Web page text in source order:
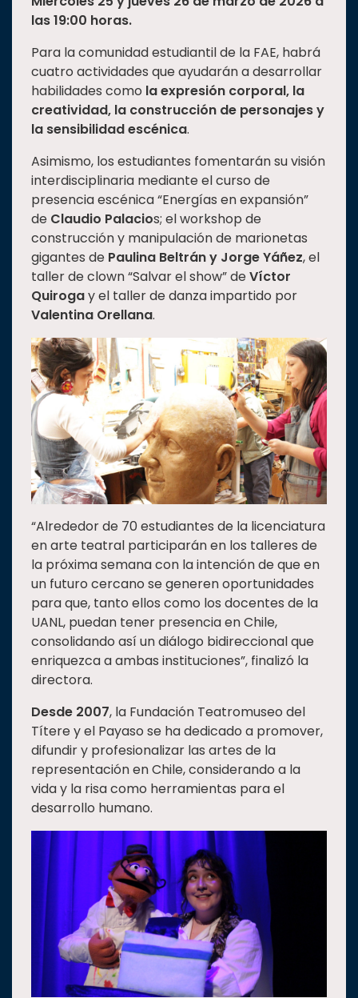
las 19:00 horas.
Para la comunidad estudiantil de la FAE, habrá
cuatro actividades que ayudarán a desarrollar
habilidades como la expresión corporal, la
creatividad, la construcción de personajes y
la sensibilidad escénica.
Asimismo, los estudiantes fomentarán su visión
interdisciplinaria mediante el curso de
presencia escénica “Energías en expansión”
de Claudio Palacios; el workshop de
construcción y manipulación de marionetas
gigantes de Paulina Beltrány Jorge Yáñez, el
taller de clown “Salvar el show” deVíctor
Quirogay el taller de danza impartido por
Valentina Orellana.
“Alrededor de 70 estudiantes de la licenciatura
en arte teatral participarán en los talleres de
la próxima semana con la intención de que en
un futuro cercano se generen oportunidades
para que, tanto ellos como los docentes de la
UANL, puedan tener presencia en Chile,
consolidando así un diálogo bidireccional que
enriquezca a ambas instituciones”, finalizó la
directora.
Desde 2007, la Fundación Teatromuseo del
Títere y el Payaso se ha dedicado a promover,
difundir y profesionalizar las artes de la
representación en Chile, considerando a la
vida y la risa como herramientas para el
desarrollo humano.